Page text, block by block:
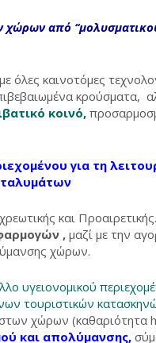
χώρων από
με όλες καινοτόμες
κρούσματα,
κοινό,
για τη
και
, μαζί με την
χώρων.
υγειονομικού
τουριστικών
χώρων (καθαριότητα
και απολύμανσης,